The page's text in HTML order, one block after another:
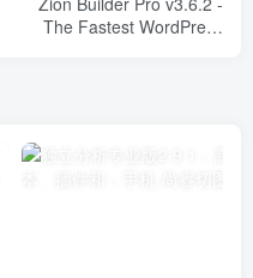
The Fastest WordPress